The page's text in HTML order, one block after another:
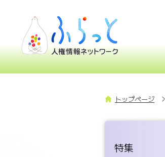
トップページ
特集